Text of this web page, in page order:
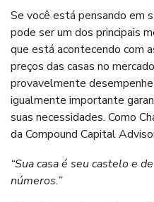
Se você está pensando em
pode ser um dos principais
que está acontecendo com
preços das casas no
provavelmente
igualmente importante
suas necessidades. Como
da Compound Capital
“Sua casa é seu castelo e
números.”